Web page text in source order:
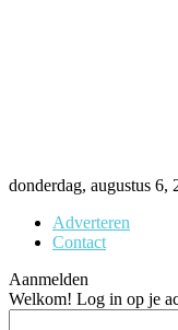
donderdag, augustus 6,
Adverteren
Contact
Aanmelden
Welkom! Log in op je